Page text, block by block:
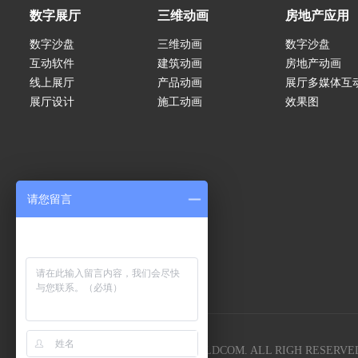
数字展厅
数字沙盘
互动软件
线上展厅
展厅设计
三维动画
三维动画
建筑动画
产品动画
施工动画
房地产应用
数字沙盘
房地产动画
展厅多媒体互
效果图
COPYRIGHT 2005- SHOWBUILDCOM. ALL RIGH
请您留言